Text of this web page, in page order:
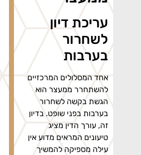
עריכת דיון
לשחרור
בערבות
אחד המסלולים המרכזיים
להשתחרר ממעצר הוא
הגשת בקשה לשחרור
בערבות בפני שופט. בדיון
זה, עורך הדין מציג
טיעונים המראים מדוע אין
עילה מספיקה להמשיך